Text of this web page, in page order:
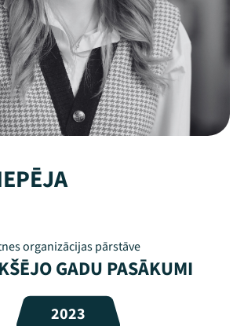
Mana programma
organizācijas pārstāve
GADU PASĀKUMI
2023